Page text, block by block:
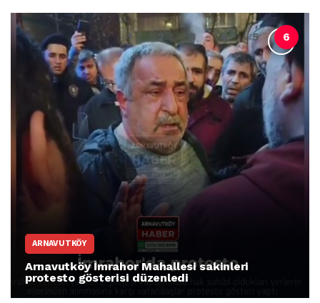
ARNAVUTKÖY
Arnavutköy İmrahor Mahallesi sakinleri
protesto gösterisi düzenledi